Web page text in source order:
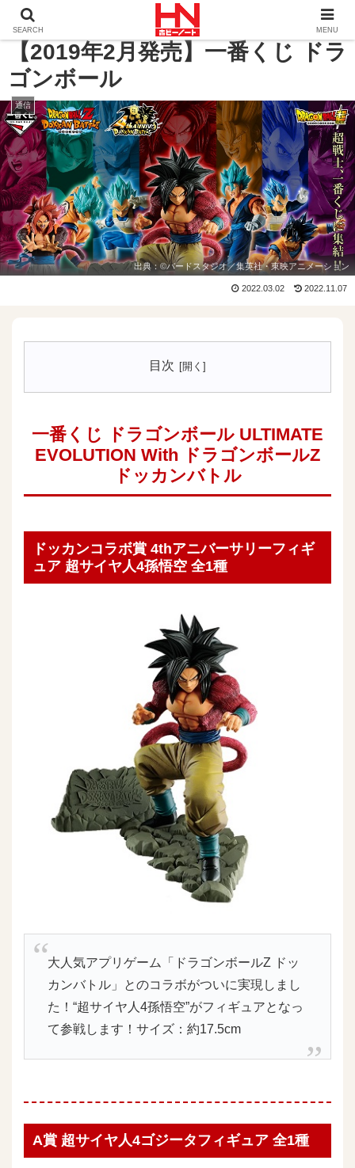
ホーム 【2019年2月発売】一番くじ ドラゴンボール
【2019年2月発売】一番くじ ドラ
ゴンボール
通信
出典：©バードスタジオ／集英社・東映アニメーション
2022.03.02 2022.11.07
目次
一番くじ ドラゴンボール ULTIMATE
EVOLUTION With ドラゴンボールZ
ドッカンバトル
ドッカンコラボ賞 4thアニバーサリーフィギ
ュア 超サイヤ人4孫悟空 全1種
大人気アプリゲーム「ドラゴンボールZ ドッ
カンバトル」とのコラボがついに実現しまし
た！“超サイヤ人4孫悟空”がフィギュアとなっ
て参戦します！サイズ：約17.5cm
A賞 超サイヤ人4ゴジータフィギュア 全1種
SEARCH MENU